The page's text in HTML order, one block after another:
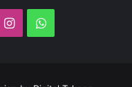
InstagramWhatsApp